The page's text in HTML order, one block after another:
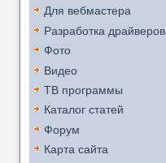
Для вебмастера
Разработка драйверов
Фото
Видео
ТВ программы
Каталог статей
Форум
Карта сайта